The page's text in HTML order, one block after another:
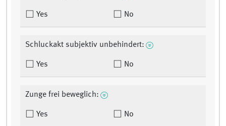
Yes No
Schluckakt subjektiv unbehindert:
Yes No
Zunge frei beweglich:
Yes No